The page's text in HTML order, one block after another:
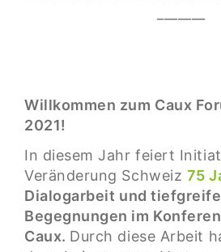
Willkommen zum Caux
2021!
In diesem Jahr feiert
Veränderung Schweiz 75
Dialogarbeit und
Begegnungen im
Caux. Durch diese Arbeit